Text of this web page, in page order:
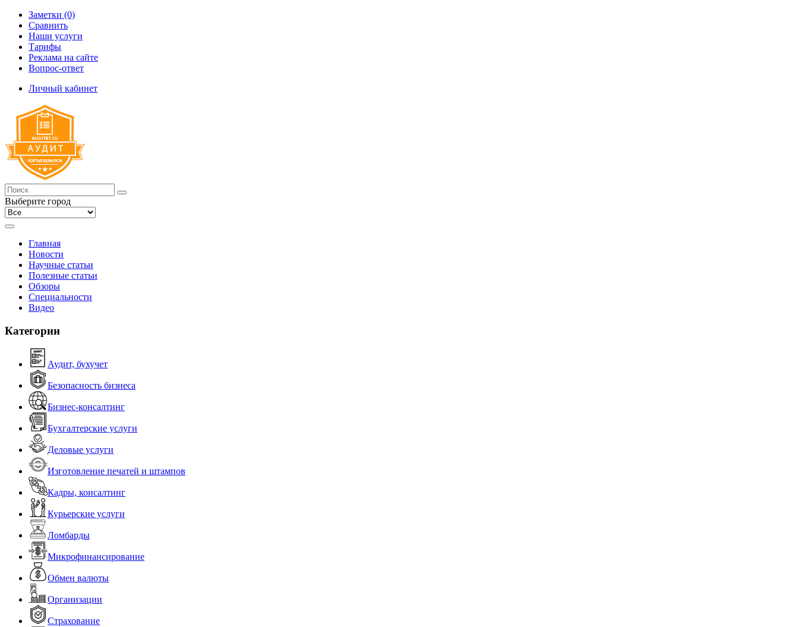
Заметки (0)
Сравнить
Наши услуги
Тарифы
Реклама на сайте
Вопрос-ответ
Личный кабинет
Выберите город
Главная
Новости
Научные статьи
Полезные статьи
Обзоры
Специальности
Видео
Категории
Аудит, бухучет
Безопасность бизнеса
Бизнес-консалтинг
Бухгалтерские услуги
Деловые услуги
Изготовление печатей и штампов
Кадры, консалтинг
Курьерские услуги
Ломбарды
Микрофинансирование
Обмен валюты
Организации
Страхование